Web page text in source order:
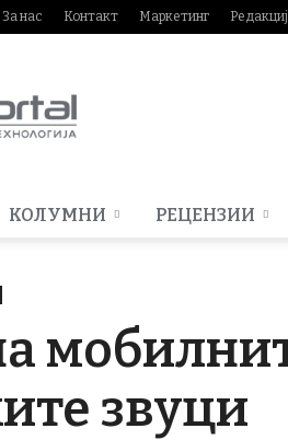
За нас Контакт Маркетинг
КОЛУМНИ РЕЦЕНЗИИ
звуци